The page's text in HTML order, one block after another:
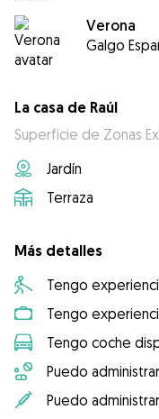
Verona
Galgo
La casa de Raúl
Superficie de Zonas
Jardín
Terraza
Más detalles
Tengo
Tengo
Tengo coche
Puedo
Puedo